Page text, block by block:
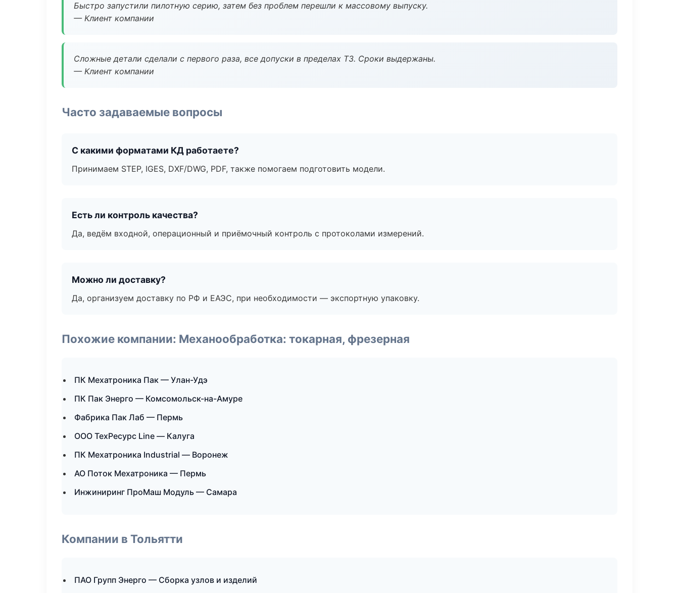
Быстро запустили пилотную серию, затем без проблем перешли к массовому выпуску.
— Клиент компании
Сложные детали сделали с первого раза, все допуски в пределах ТЗ. Сроки выдержаны.
— Клиент компании
Часто задаваемые вопросы
С какими форматами КД работаете?
Принимаем STEP, IGES, DXF/DWG, PDF, также помогаем подготовить модели.
Есть ли контроль качества?
Да, ведём входной, операционный и приёмочный контроль с протоколами измерений.
Можно ли доставку?
Да, организуем доставку по РФ и ЕАЭС, при необходимости — экспортную упаковку.
Похожие компании: Механообработка: токарная, фрезерная
ПК Мехатроника Пак — Улан-Удэ
ПК Пак Энерго — Комсомольск-на-Амуре
Фабрика Пак Лаб — Пермь
ООО ТехРесурс Line — Калуга
ПК Мехатроника Industrial — Воронеж
АО Поток Мехатроника — Пермь
Инжиниринг ПроМаш Модуль — Самара
Компании в Тольятти
ПАО Групп Энерго — Сборка узлов и изделий